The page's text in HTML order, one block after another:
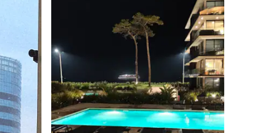
: 4,86 sur 5